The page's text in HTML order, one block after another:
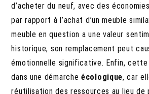
d’acheter du neuf, avec des
par rapport à l’achat d’un meuble
meuble en question a une valeur
historique, son remplacement peut
émotionnelle significative. Enfin, cette
dans une démarcheécologique, car
réutilisation des ressources au lieu de